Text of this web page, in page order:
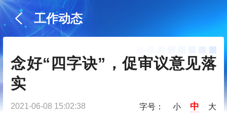
工作动态
念好“四字诀”，促审议意见落
实
2021-06-08 15:02:38 字号： 小 中 大